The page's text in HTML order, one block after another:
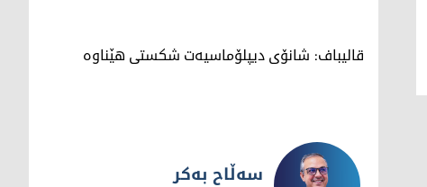
قالیباف: شانۆی دیپلۆماسیەت شکستی هێناوە
سەڵاح بەکر